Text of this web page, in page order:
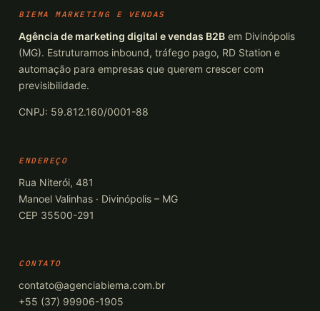
BIEMA MARKETING E VENDAS
Agência de marketing digital e vendas B2B em Divinópolis
(MG). Estruturamos inbound, tráfego pago, RD Station e
automação para empresas que querem crescer com
previsibilidade.
CNPJ: 59.812.160/0001-88
ENDEREÇO
Rua Niterói, 481
Manoel Valinhas · Divinópolis – MG
CEP 35500-291
CONTATO
contato@agenciabiema.com.br
+55 (37) 99906-1905